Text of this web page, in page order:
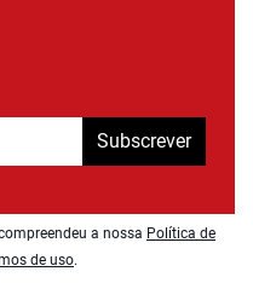
Subscrever
a nossa Política de
de uso.